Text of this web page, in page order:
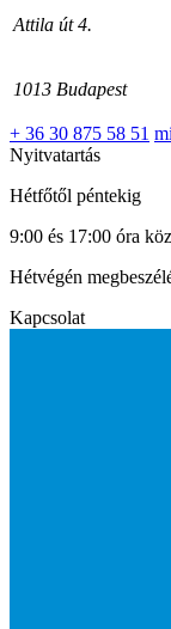
Attila út 4.
1013 Budapest
+ 36 30 875 58 51
Nyitvatartás
Hétfőtől péntekig
9:00 és 17:00 óra
Hétvégén
Kapcsolat